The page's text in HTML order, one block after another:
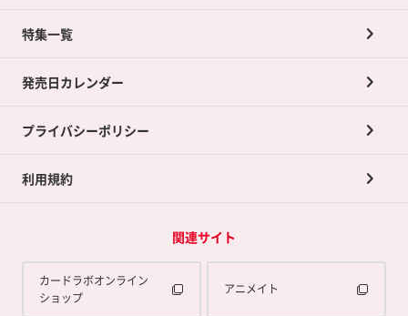
ネット買取について
買取承諾書について
ポイントカードTOP
ポイント交換景品
特集一覧
発売日カレンダー
プライバシーポリシー
利用規約
関連サイト
カードラボオンライン
ショップ
アニメイト